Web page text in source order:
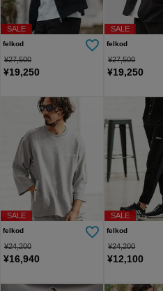
SALE
felkod
¥27,500
¥19,250
SALE
felkod
¥27,500
¥19,250
SALE
felkod
¥24,200
¥16,940
SALE
felkod
¥24,200
¥12,100